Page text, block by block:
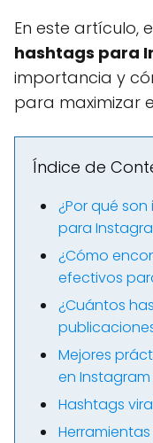
En este artículo,
hashtags para
importancia y
para maximizar
Índice de
¿Por qué
para
¿Cómo
efectivos
¿Cuántos
Mejores
en Instagram
Hashtags